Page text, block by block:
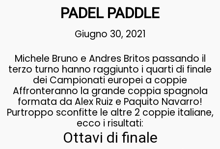
PADEL PADDLE
Giugno 30, 2021
Michele Bruno e Andres Britos passando il
terzo turno hanno raggiunto i quarti di finale
dei Campionati europei a coppie
Affronteranno la grande coppia spagnola
formata da Alex Ruiz e Paquito Navarro!
Purtroppo sconfitte le altre 2 coppie italiane,
ecco i risultati:
Ottavi di finale